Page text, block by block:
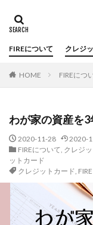
FIREについて クレジ
HOME FIREにつ
わが家の資産を
2020-11-28
2020-
FIREについて, クレジ
ットカード
クレジットカード, FIRE